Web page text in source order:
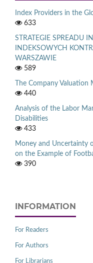
Index Providers in the
633
STRATEGIE SPREADU
INDEKSOWYCH
WARSZAWIE
589
The Company
440
Analysis of the Labor
Disabilities
433
Money and Uncertainty
on the Example of
390
INFORMATION
For Readers
For Authors
For Librarians